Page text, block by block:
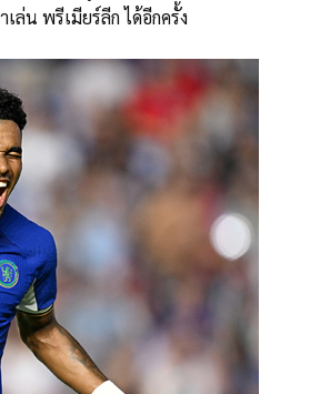
น พรีเมียร์ลีก ได้อีกครั้ง